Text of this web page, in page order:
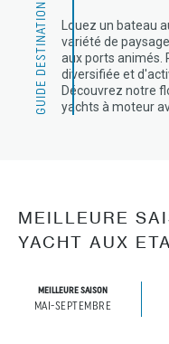
GUIDE DESTINATION
Louez un bateau
variété de
aux ports animés.
diversifiée et
Découvrez notre
yachts à moteur
MEILLEURE
YACHT AUX
MEILLEURE SAISON
MAI-SEPTEMBRE